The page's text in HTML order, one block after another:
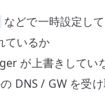
などで一時設定し
ているか
が上書きしてい
DNS / GW を受